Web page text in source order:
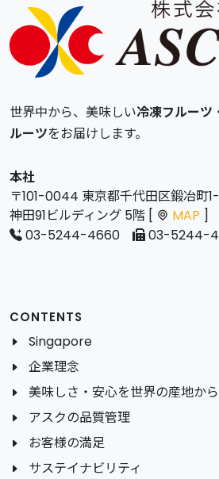
世界中から、美味しい冷凍フルーツ
ルーツをお届けします。
本社
〒101-0044 東京都千代田区鍛冶町
神田91ビルディング 5階 [
MAP ]
03-5244-4660
03-5244-
CONTENTS
Singapore
企業理念
美味しさ・安心を世界の産地から
アスクの品質管理
お客様の満足
サステイナビリティ